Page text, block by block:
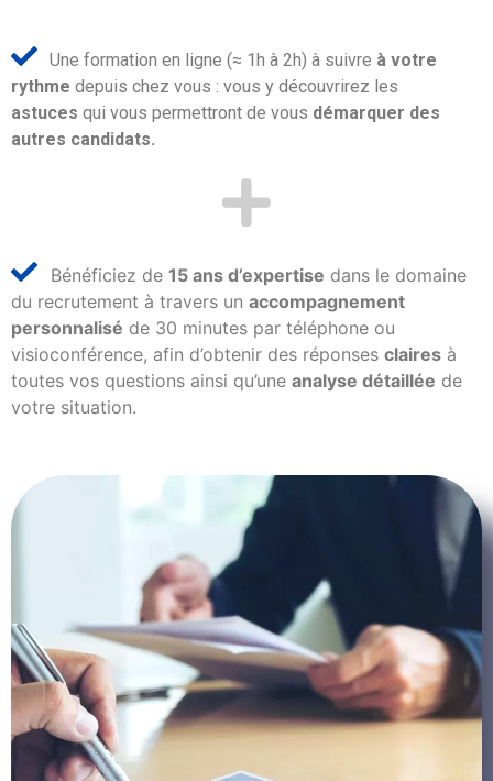
Une formation en ligne (≈ 1h à 2h) à suivre à votre
rythme depuis chez vous : vous y découvrirez les
astuces qui vous permettront de vous démarquer des
autres candidats.
Bénéficiez de 15 ans d’expertise dans le domaine
du recrutement à travers un accompagnement
personnalisé de 30 minutes par téléphone ou
visioconférence, afin d’obtenir des réponses claires à
toutes vos questions ainsi qu’une analyse détaillée de
votre situation.